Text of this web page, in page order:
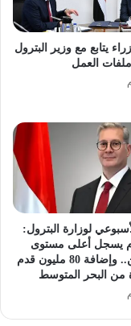
يتابع مع وزير البترول
العمل
لوزارة البترول:
يسجل أعلى مستوى
في عامين.. وإضافة 80 مليون قدم
من البحر المتوسط